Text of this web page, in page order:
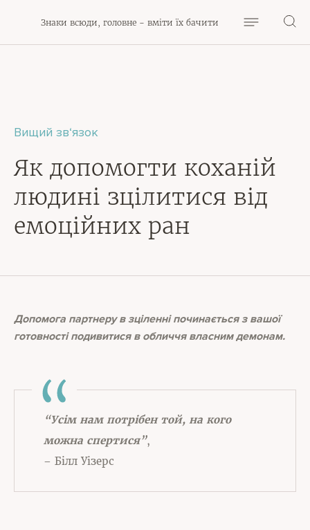
Знаки всюди, головне - вміти їх бачити
Вищий зв‘язок
Як допомогти коханій
людині зцілитися від
емоційних ран
Допомога партнеру в зціленні починається з вашої
готовності подивитися в обличчя власним демонам.
“Усім нам потрібен той, на кого
можна спертися”,
– Білл Уізерс